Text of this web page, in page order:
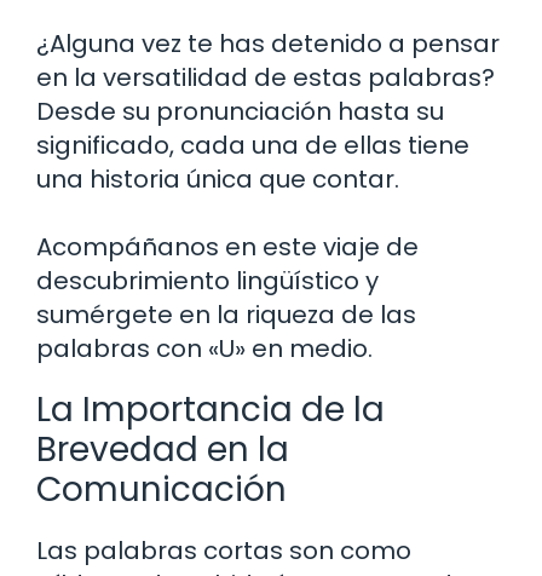
¿Alguna vez te has detenido a pensar
en la versatilidad de estas palabras?
Desde su pronunciación hasta su
significado, cada una de ellas tiene
una historia única que contar.
Acompáñanos en este viaje de
descubrimiento lingüístico y
sumérgete en la riqueza de las
palabras con «U» en medio.
La Importancia de la
Brevedad en la
Comunicación
Las palabras cortas son como